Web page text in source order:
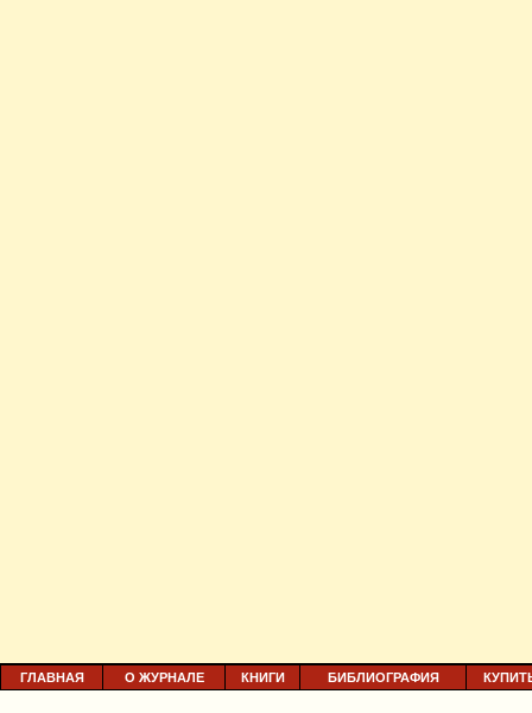
ГЛАВНАЯ О ЖУРНАЛЕ КНИГИ БИБЛИОГРАФИЯ